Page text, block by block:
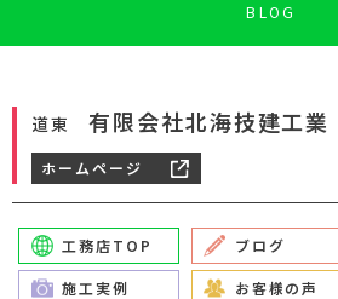
BLOG
道東 有限会社北海技建工業
ホームページ
工務店TOP ブログ
施工実例 お客様の声